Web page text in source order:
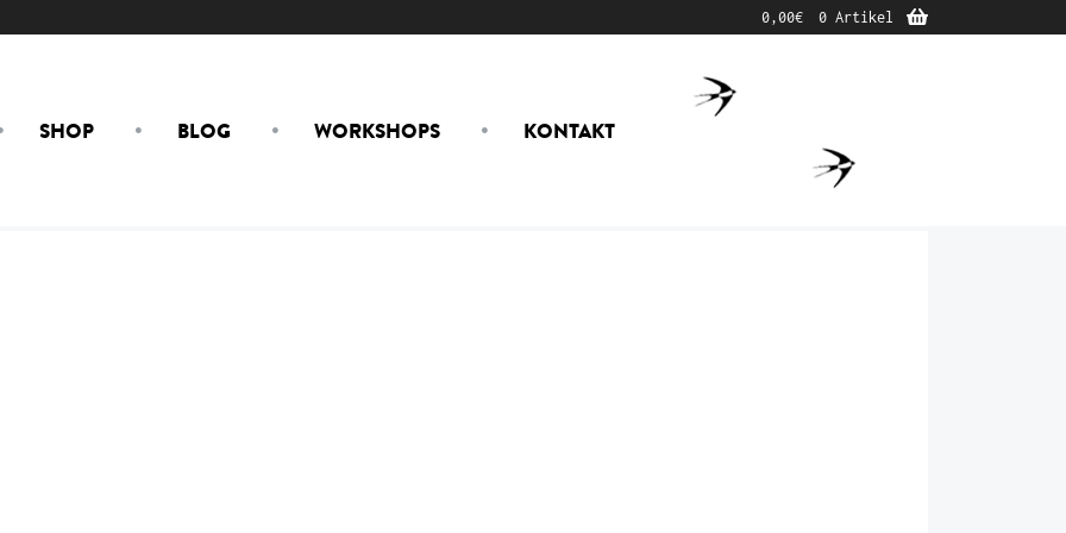
0,00€ 0 Artikel
SHOP BLOG WORKSHOPS KONTAKT